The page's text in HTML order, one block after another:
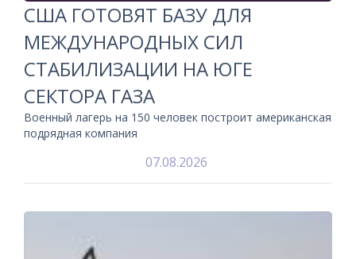
США ГОТОВЯТ БАЗУ ДЛЯ
МЕЖДУНАРОДНЫХ СИЛ
СТАБИЛИЗАЦИИ НА ЮГЕ
СЕКТОРА ГАЗА
Военный лагерь на 150 человек построит американская
подрядная компания
07.08.2026